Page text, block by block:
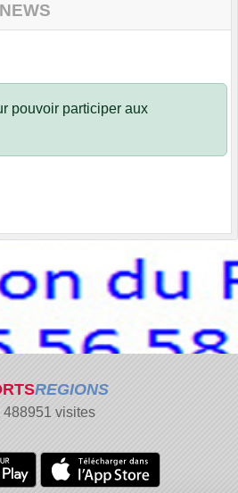
pouvoir participer aux
REGIONS
488951 visites